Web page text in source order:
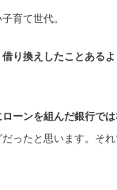
育て世代。
り換えしたことある
ーンを組んだ銀行で
ったと思います。それ